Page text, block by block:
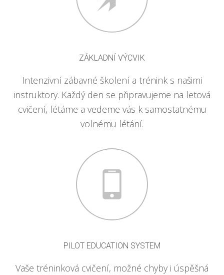
ZÁKLADNÍ VÝCVIK
Intenzivní zábavné školení a trénink s našimi
instruktory. Každý den se připravujeme na letová
cvičení, létáme a vedeme vás k samostatnému
volnému létání.
PILOT EDUCATION SYSTEM
Vaše tréninková cvičení, možné chyby i úspěšná